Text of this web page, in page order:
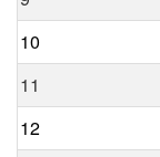
10
11
12